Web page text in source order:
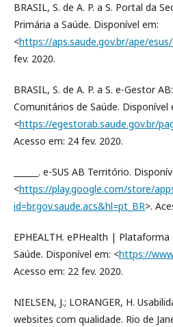
BRASIL, S. de A. P. a S. Portal da
Primária a Saúde. Disponível em:
<https://aps.saude.gov.br/ape/
fev. 2020.
BRASIL, S. de A. P. a S. e-Gestor
Comunitários de Saúde. Disponível
<https://egestorab.saude.gov.br/
Acesso em: 24 fev. 2020.
______. e-SUS AB Território.
<https://play.google.com/store/
id=br.gov.saude.acs&hl=pt_BR>.
EPHEALTH. ePHealth |
Saúde. Disponível em: <https://
Acesso em: 22 fev. 2020.
NIELSEN, J.; LORANGER, H.
websites com qualidade. Rio de